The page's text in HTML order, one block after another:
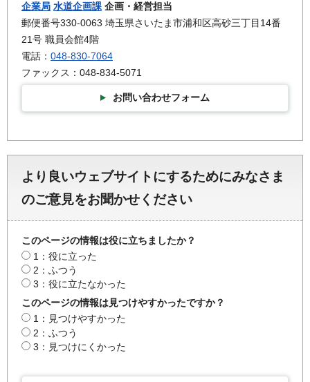
企業局 水道企画課 企画・経営担当
郵便番号330-0063 埼玉県さいたま市浦和区高砂三丁目14番
21号 職員会館4階
電話： 048-830-7064
ファックス：048-834-5071
お問い合わせフォーム
より良いウェブサイトにするためにみなさま
のご意見をお聞かせください
このページの情報は役に立ちましたか？
1：役に立った
2：ふつう
3：役に立たなかった
このページの情報は見つけやすかったですか？
1：見つけやすかった
2：ふつう
3：見つけにくかった